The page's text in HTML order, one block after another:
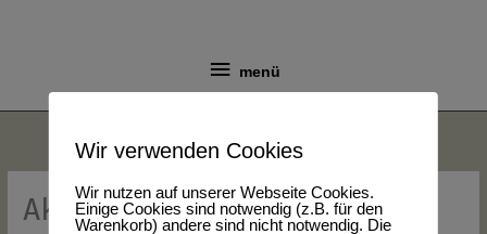
menü
Aktuelles
Wir verwenden Cookies
Wir nutzen auf unserer Webseite Cookies.
Einige Cookies sind notwendig (z.B. für den
Warenkorb) andere sind nicht notwendig. Die